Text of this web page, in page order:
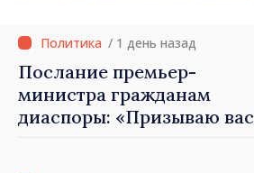
/ 1 день назад
Послание премьер-
министра гражданам
диаспоры: «Призываю вас